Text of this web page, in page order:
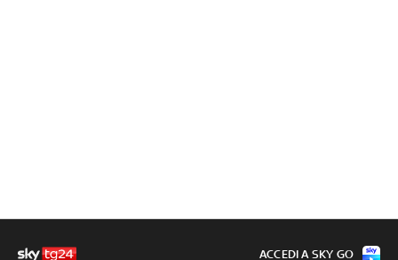
ACCEDI A SKY GO